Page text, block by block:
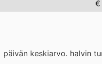
€
keskiarvo. halvin